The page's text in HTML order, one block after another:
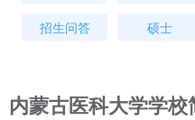
招生问答 硕士
内蒙古医科大学学校